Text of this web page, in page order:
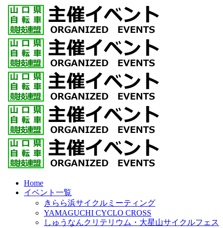
Home
イベント一覧
きらら浜サイクルミーティング
YAMAGUCHI CYCLO CROSS
しゅうなんクリテリウム・大星山サイクルフェス